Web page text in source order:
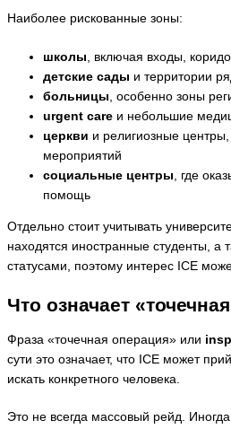
Наиболее рискованные зоны:
школы , включая входы,
детские сады и территории
больницы , особенно зоны
urgent care и небольшие
церкви и религиозные
мероприятий
социальные центры , где
помощь
Отдельно стоит учитывать
находятся иностранные студенты,
статусами, поэтому интерес ICE
Что означает
Фраза «точечная операция» или
сути это означает, что ICE может
искать конкретного человека.
Это не всегда массовый рейд. Иногда